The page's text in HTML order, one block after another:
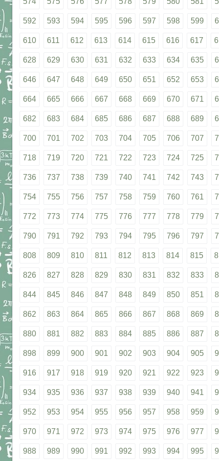
592 593 594 595 596 597 598 599
610 611 612 613 614 615 616 617
628 629 630 631 632 633 634 635
646 647 648 649 650 651 652 653
664 665 666 667 668 669 670 671
682 683 684 685 686 687 688 689
700 701 702 703 704 705 706 707
718 719 720 721 722 723 724 725
736 737 738 739 740 741 742 743
754 755 756 757 758 759 760 761
772 773 774 775 776 777 778 779
790 791 792 793 794 795 796 797
808 809 810 811 812 813 814 815
826 827 828 829 830 831 832 833
844 845 846 847 848 849 850 851
862 863 864 865 866 867 868 869
880 881 882 883 884 885 886 887
898 899 900 901 902 903 904 905
916 917 918 919 920 921 922 923
934 935 936 937 938 939 940 941
952 953 954 955 956 957 958 959
970 971 972 973 974 975 976 977
988 989 990 991 992 993 994 995